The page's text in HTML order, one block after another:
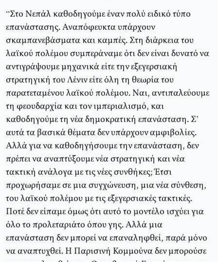
“Στο Νεπάλ καθοδηγούμε έναν πολύ ειδικό τύπο
επανάστασης. Αναπόφευκτα υπάρχουν
σκαμπανεβάσματα και καμπές. Στη διάρκεια του
λαϊκού πολέμου συμπεράναμε ότι δεν είναι δυνατό να
αντιγράψουμε μηχανικά είτε την εξεγερσιακή
στρατηγική του Λένιν είτε όλη τη θεωρία του
παρατεταμένου λαϊκού πολέμου. Ναι, αντιπαλεύουμε
τη φεουδαρχία και τον ιμπεριαλισμό, και
καθοδηγούμε τη νέα δημοκρατική επανάσταση. Σ’
αυτά τα βασικά θέματα δεν υπάρχουν αμφιβολίες.
Αλλά για να καθοδηγήσουμε την επανάσταση, δεν
πρέπει να αναπτύξουμε νέα στρατηγική και νέα
τακτική ανάλογα με τις νέες συνθήκες; Έτσι
προχωρήσαμε σε μια συγχώνευση, μια νέα σύνθεση,
του λαϊκού πολέμου με τις εξεγερσιακές τακτικές.
Ποτέ δεν είπαμε όμως ότι αυτό το μοντέλο ισχύει για
όλο το προλεταριάτο όπου γης. Αλλά μια
επανάσταση δεν μπορεί να επαναληφθεί, παρά μόνο
να αναπτυχθεί. Η Παρισινή Κομμούνα δεν μπορούσε